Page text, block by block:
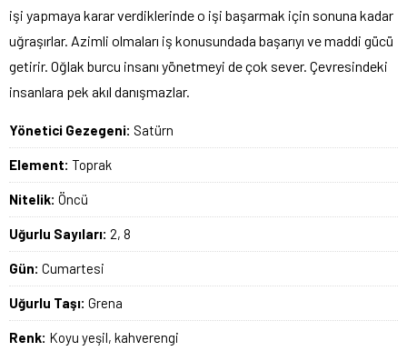
işi yapmaya karar verdiklerinde o işi başarmak için sonuna kadar
uğraşırlar. Azimli olmaları iş konusundada başarıyı ve maddi gücü
getirir. Oğlak burcu insanı yönetmeyi de çok sever. Çevresindeki
insanlara pek akıl danışmazlar.
Yönetici Gezegeni: Satürn
Element: Toprak
Nitelik: Öncü
Uğurlu Sayıları: 2, 8
Gün: Cumartesi
Uğurlu Taşı: Grena
Renk: Koyu yeşil, kahverengi